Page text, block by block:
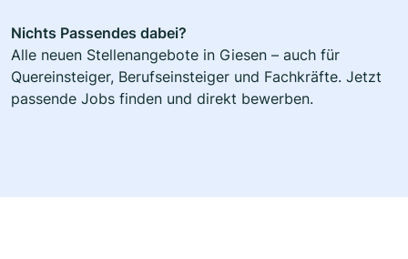
Nichts Passendes dabei?
Alle neuen Stellenangebote in Giesen – auch für
Quereinsteiger, Berufseinsteiger und Fachkräfte. Jetzt
passende Jobs finden und direkt bewerben.